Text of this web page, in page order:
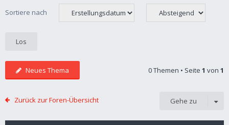
Sortiere nach
Neues Thema 0 Themen • Seite 1 von 1
Zurück zur Foren-Übersicht Gehe zu